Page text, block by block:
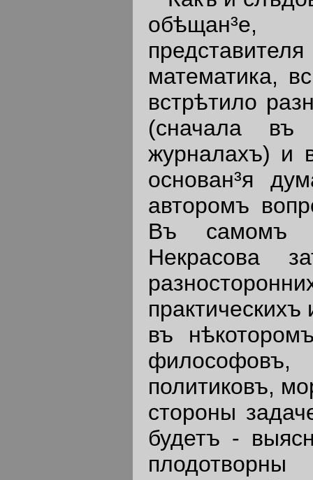
математика,
встрѣтило
(сначала
журналахъ) и
основан³я
авторомъ
Въ самомъ
Некрасова
въ
философовъ,
политиковъ,
стороны
будетъ -
плодотворны